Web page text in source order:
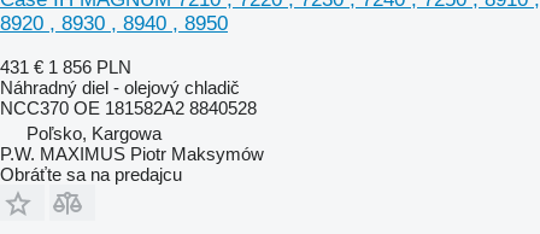
8920 , 8930 , 8940 , 8950
431 € 1 856 PLN
Náhradný diel - olejový chladič
NCC370 OE 181582A2 8840528
Poľsko, Kargowa
P.W. MAXIMUS Piotr Maksymów
Obráťte sa na predajcu